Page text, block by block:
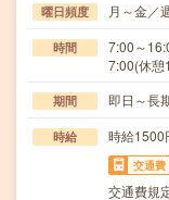
曜日頻度 月～金／
時間
7:00～
7:00(休
期間 即日～長
時給 時給1500
交通費
交通費規